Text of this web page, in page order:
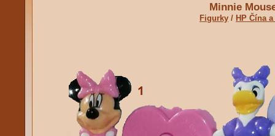
Minnie
Figurky / HP Čína